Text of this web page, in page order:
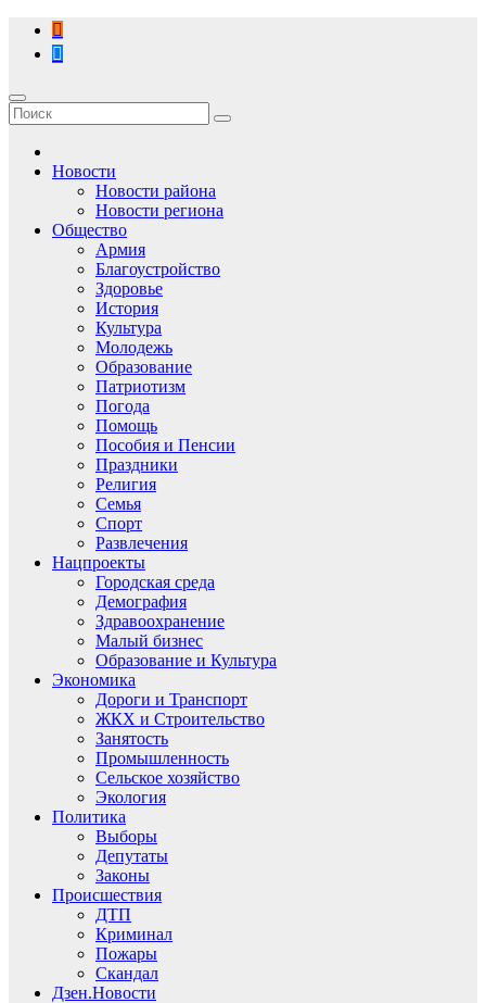
Перейти
содержимому
Новости
Новости района
Новости региона
Общество
Армия
Благоустройство
Здоровье
История
Культура
Молодежь
Образование
Патриотизм
Погода
Помощь
Пособия и Пенсии
Праздники
Религия
Семья
Спорт
Развлечения
Нацпроекты
Городская среда
Демография
Здравоохранение
Малый бизнес
Образование и Культура
Экономика
Дороги и Транспорт
ЖКХ и Строительство
Занятость
Промышленность
Сельское хозяйство
Экология
Политика
Выборы
Депутаты
Законы
Происшествия
ДТП
Криминал
Пожары
Скандал
Дзен.Новости